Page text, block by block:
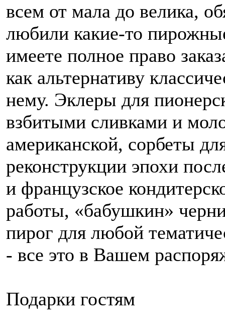
всем от мала до велика,
любили какие-то
имеете полное право
как альтернативу
нему. Эклеры для
взбитыми сливками и
американской, сорбеты
реконструкции эпохи
и французское
работы, «бабушкин»
пирог для любой
- все это в Вашем
Подарки гостям